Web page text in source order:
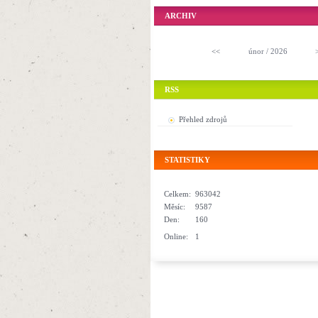
ARCHIV
<< únor / 2026
RSS
Přehled zdrojů
STATISTIKY
Online: 1
Celkem: 963042
Měsíc:
9587
Den:
160